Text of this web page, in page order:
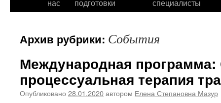
нас
подготовки
специалисты
Архив рубрики: События
Международная программа:
процессуальная терапия
Опубликовано 28.01.2020автором Елена Степановна Мазур